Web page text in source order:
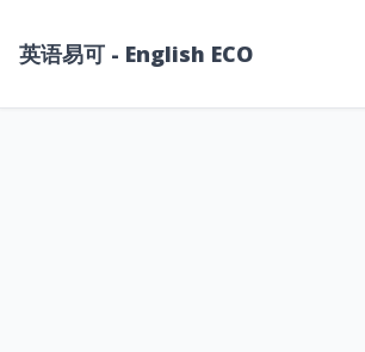
英语易可 - English ECO